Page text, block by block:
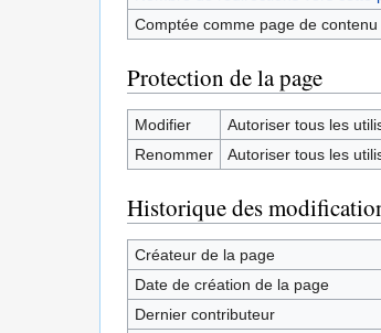
Comptée comme page de contenu
Protection de la page
Modifier
Autoriser tous les
Renommer
Autoriser tous les
Historique des
Créateur de la page
Date de création de la page
Dernier contributeur